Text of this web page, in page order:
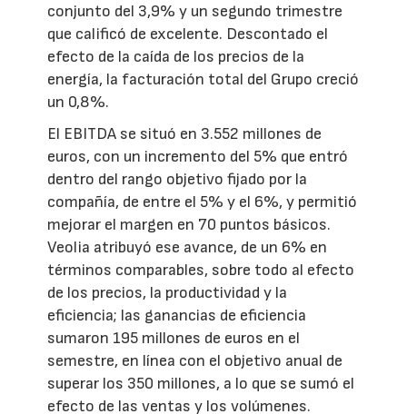
conjunto del 3,9% y un segundo trimestre
que calificó de excelente. Descontado el
efecto de la caída de los precios de la
energía, la facturación total del Grupo creció
un 0,8%.
El EBITDA se situó en 3.552 millones de
euros, con un incremento del 5% que entró
dentro del rango objetivo fijado por la
compañía, de entre el 5% y el 6%, y permitió
mejorar el margen en 70 puntos básicos.
Veolia atribuyó ese avance, de un 6% en
términos comparables, sobre todo al efecto
de los precios, la productividad y la
eficiencia; las ganancias de eficiencia
sumaron 195 millones de euros en el
semestre, en línea con el objetivo anual de
superar los 350 millones, a lo que se sumó el
efecto de las ventas y los volúmenes.